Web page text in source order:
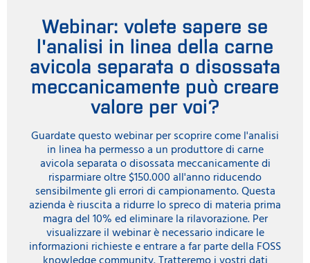
Webinar: volete sapere se
l'analisi in linea della carne
avicola separata o disossata
meccanicamente può creare
valore per voi?
Guardate questo webinar per scoprire come l'analisi
in linea ha permesso a un produttore di carne
avicola separata o disossata meccanicamente di
risparmiare oltre $150.000 all'anno riducendo
sensibilmente gli errori di campionamento. Questa
azienda è riuscita a ridurre lo spreco di materia prima
magra del 10% ed eliminare la rilavorazione. Per
visualizzare il webinar è necessario indicare le
informazioni richieste e entrare a far parte della FOSS